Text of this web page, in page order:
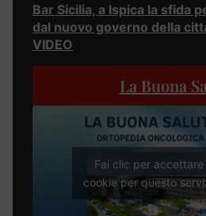
Bar Sicilia, a Ispica la sfida
dal nuovo governo della
VIDEO
La Buona
Fai clic per accettare
cookie per questo